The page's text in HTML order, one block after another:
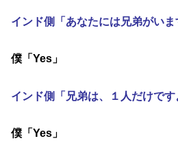
インド側「あなたには兄弟がいま
僕「Yes」
インド側「兄弟は、１人だけです
僕「Yes」